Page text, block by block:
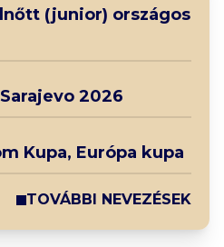
(junior) országos
2026
Kupa, Európa kupa
TOVÁBBI NEVEZÉSEK